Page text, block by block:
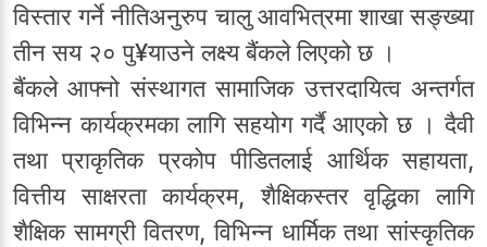
विस्तार गर्ने नीतिअनुरुप चालु आवभित्रमा शाखा सङ्ख्या
तीन सय २० पु¥याउने लक्ष्य बैंकले लिएको छ ।
बैंकले आफ्नो संस्थागत सामाजिक उत्तरदायित्व अन्तर्गत
विभिन्न कार्यक्रमका लागि सहयोग गर्दै आएको छ । दैवी
तथा प्राकृतिक प्रकोप पीडितलाई आर्थिक सहायता,
वित्तीय साक्षरता कार्यक्रम, शैक्षिकस्तर वृद्धिका लागि
शैक्षिक सामग्री वितरण, विभिन्न धार्मिक तथा सांस्कृतिक